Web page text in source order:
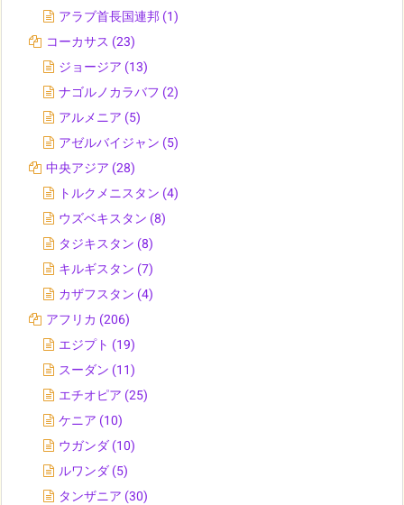
アラブ首長国連邦 (1)
コーカサス (23)
ジョージア (13)
ナゴルノカラバフ (2)
アルメニア (5)
アゼルバイジャン (5)
中央アジア (28)
トルクメニスタン (4)
ウズベキスタン (8)
タジキスタン (8)
キルギスタン (7)
カザフスタン (4)
アフリカ (206)
エジプト (19)
スーダン (11)
エチオピア (25)
ケニア (10)
ウガンダ (10)
ルワンダ (5)
タンザニア (30)